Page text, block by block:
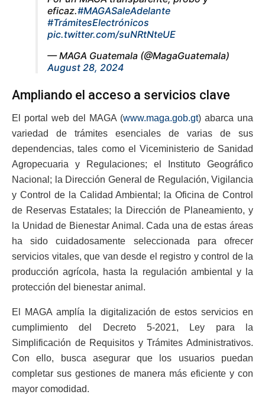
eficaz.#MAGASaleAdelante
#TrámitesElectrónicos
pic.twitter.com/suNRtNteUE
— MAGA Guatemala (@MagaGuatemala)
August 28, 2024
Ampliando el acceso a servicios clave
El portal web del MAGA (www.maga.gob.gt) abarca una
variedad de trámites esenciales de varias de sus
dependencias, tales como el Viceministerio de Sanidad
Agropecuaria y Regulaciones; el Instituto Geográfico
Nacional; la Dirección General de Regulación, Vigilancia
y Control de la Calidad Ambiental; la Oficina de Control
de Reservas Estatales; la Dirección de Planeamiento, y
la Unidad de Bienestar Animal. Cada una de estas áreas
ha sido cuidadosamente seleccionada para ofrecer
servicios vitales, que van desde el registro y control de la
producción agrícola, hasta la regulación ambiental y la
protección del bienestar animal.
El MAGA amplía la digitalización de estos servicios en
cumplimiento del Decreto 5-2021, Ley para la
Simplificación de Requisitos y Trámites Administrativos.
Con ello, busca asegurar que los usuarios puedan
completar sus gestiones de manera más eficiente y con
mayor comodidad.